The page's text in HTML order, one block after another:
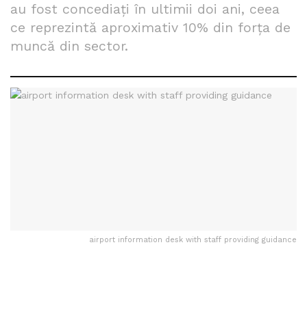
au fost concediaţi în ultimii doi ani, ceea
ce reprezintă aproximativ 10% din forţa de
muncă din sector.
airport information desk with staff providing guidance